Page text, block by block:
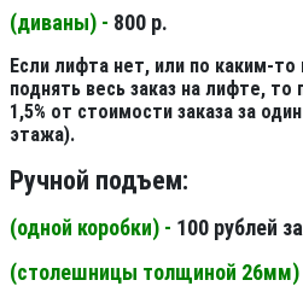
(диваны) - 800 р.
Если лифта нет, или по каким-
поднять весь заказ на лифте,
1,5% от стоимости заказа за
этажа).
Ручной подъем:
(одной коробки) - 100 рублей
(столешницы толщиной 26мм)